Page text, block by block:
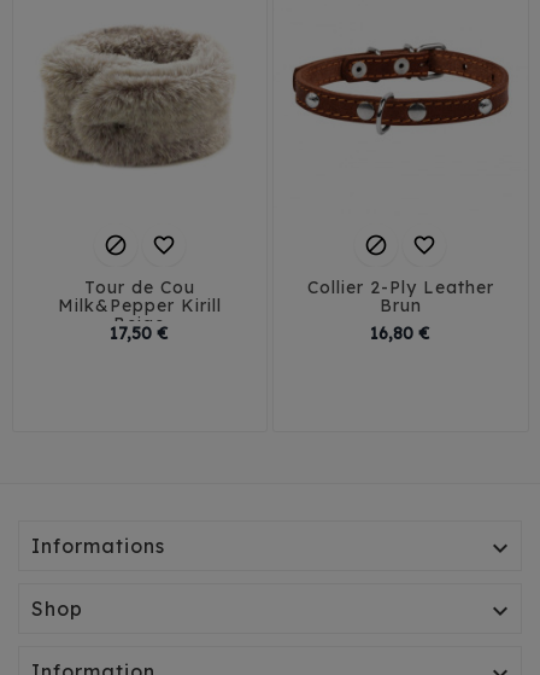
 
Tour de Cou
Milk&Pepper Kirill
Beige
17,50 €
 
Collier 2-Ply Leather
Brun
16,80 €
Informations 
Shop 